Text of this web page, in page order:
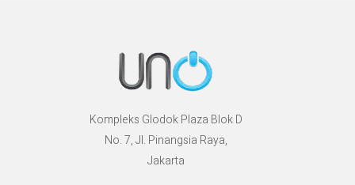
Kompleks Glodok Plaza Blok D
No. 7, Jl. Pinangsia Raya,
Jakarta